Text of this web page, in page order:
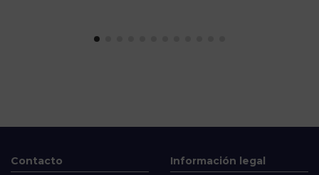
Contacto Información legal